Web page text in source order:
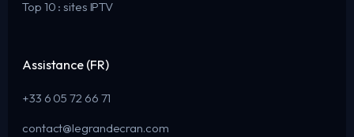
Top 10 : sites IPTV
Assistance (FR)
+33 6 05 72 66 71
contact@legrandecran.com